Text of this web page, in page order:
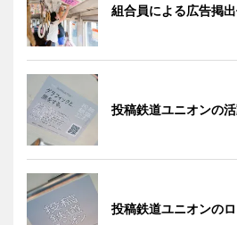
組合員による広告掲
投稿鉄道ユニオンの
投稿鉄道ユニオンの